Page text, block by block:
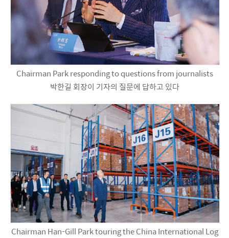
Chairman Park responding to questions from journalists
박한길 회장이 기자의 질문에 답하고 있다
Chairman Han-Gill Park touring the China International Log